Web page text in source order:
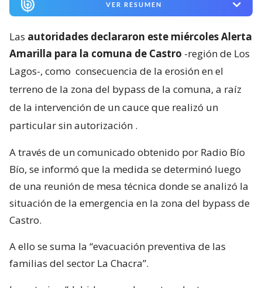
VER RESUMEN
Las autoridades declararon este miércoles Alerta
Amarilla para la comuna de Castro -región de Los
Lagos-, como consecuencia de la erosión en el
terreno de la zona del bypass de la comuna, a raíz
de la intervención de un cauce que realizó un
particular sin autorización .
A través de un comunicado obtenido por Radio Bío
Bío, se informó que la medida se determinó luego
de una reunión de mesa técnica donde se analizó la
situación de la emergencia en la zona del bypass de
Castro.
A ello se suma la “evacuación preventiva de las
familias del sector La Chacra”.